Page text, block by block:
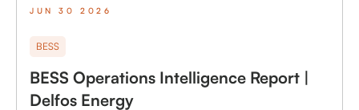
JUN 30 2026
BESS
BESS Operations Intelligence Report |
Delfos Energy